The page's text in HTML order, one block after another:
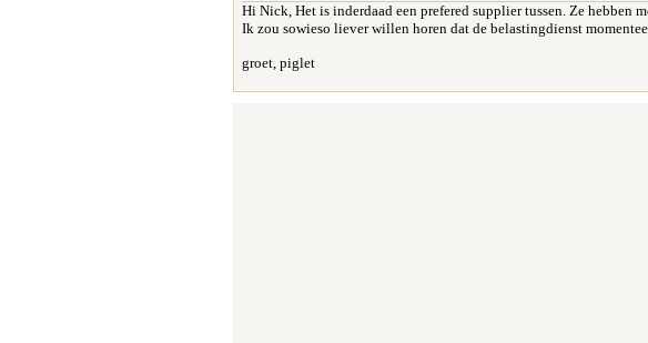
Hi Nick, Het is inderdaad een prefered supplier tussen. Ze hebben
Ik zou sowieso liever willen horen dat de belastingdienst
groet, piglet